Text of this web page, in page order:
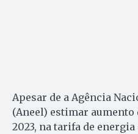
Apesar de a Agência
(Aneel) estimar aumento
2023, na tarifa de